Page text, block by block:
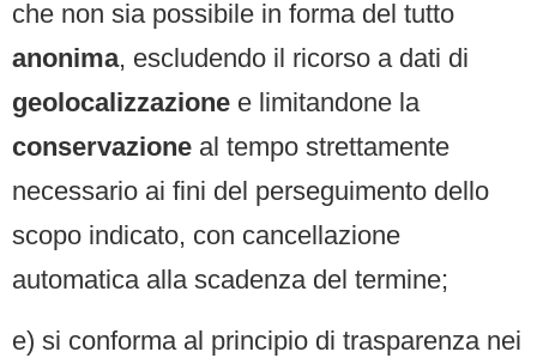
che non sia possibile in forma del tutto
anonima, escludendo il ricorso a dati di
geolocalizzazione e limitandone la
conservazione al tempo strettamente
necessario ai fini del perseguimento dello
scopo indicato, con cancellazione
automatica alla scadenza del termine;
e) si conforma al principio di trasparenza nei